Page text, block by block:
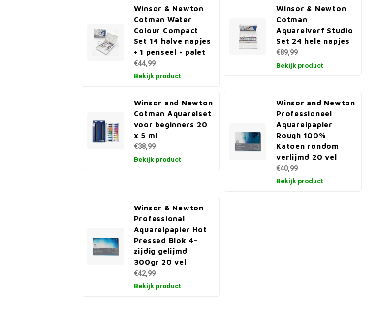
Winsor & Newton
Cotman Water
Colour Compact
Set 14 halve napjes
+ 1 penseel + palet
€44,99
Bekijk product
Winsor & Newton
Cotman
Aquarelverf Studio
Set 24 hele napjes
€89,99
Bekijk product
Winsor and Newton
Cotman Aquarelset
voor beginners 20
x 5 ml
€38,99
Bekijk product
Winsor and Newton
Professioneel
Aquarelpapier
Rough 100%
Katoen rondom
verlijmd 20 vel
€40,99
Bekijk product
Winsor & Newton
Professional
Aquarelpapier Hot
Pressed Blok 4-
zijdig gelijmd
300gr 20 vel
€42,99
Bekijk product